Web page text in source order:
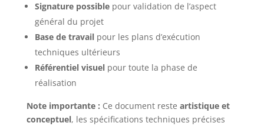
Signature possiblepour validation de l’aspect
général du projet
Base de travailpour les plans d’exécution
techniques ultérieurs
Référentiel visuelpour toute la phase de
réalisation
Note importante : Ce document reste artistique et
conceptuel, les spécifications techniques précises